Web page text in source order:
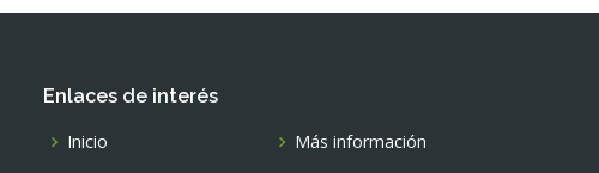
Enlaces de interés
Inicio
Más información